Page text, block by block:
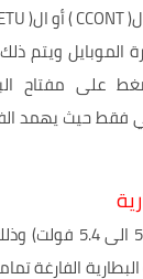
الموبايل ويتم
على مفتاح
فقط حيث يهمد
يتم ضبط الفولت
الفارغة